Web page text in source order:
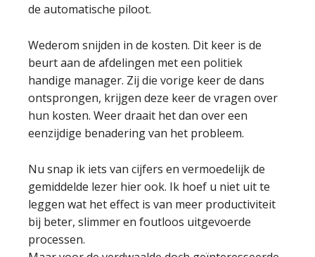
de automatische piloot.
Wederom snijden in de kosten. Dit keer is de
beurt aan de afdelingen met een politiek
handige manager. Zij die vorige keer de dans
ontsprongen, krijgen deze keer de vragen over
hun kosten. Weer draait het dan over een
eenzijdige benadering van het probleem.
Nu snap ik iets van cijfers en vermoedelijk de
gemiddelde lezer hier ook. Ik hoef u niet uit te
leggen wat het effect is van meer productiviteit
bij beter, slimmer en foutloos uitgevoerde
processen.